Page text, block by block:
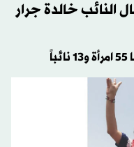
النائب خالدة جرار